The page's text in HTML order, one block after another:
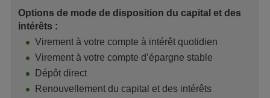
Options de mode de disposition du capital et des
intérêts :
Virement à votre compte à intérêt quotidien
Virement à votre compte d’épargne stable
Dépôt direct
Renouvellement du capital et des intérêts